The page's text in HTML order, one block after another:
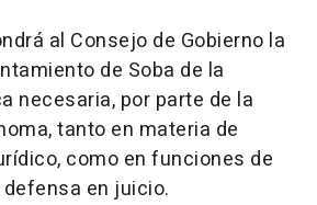
al Consejo de Gobierno la
de Soba de la
necesaria, por parte de la
tanto en materia de
como en funciones de
en juicio.